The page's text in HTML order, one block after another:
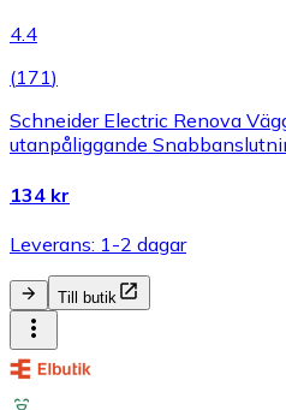
4.4
(171)
Schneider Electric Renova
utanpåliggande
134 kr
Leverans: 1-2 dagar
Till butik